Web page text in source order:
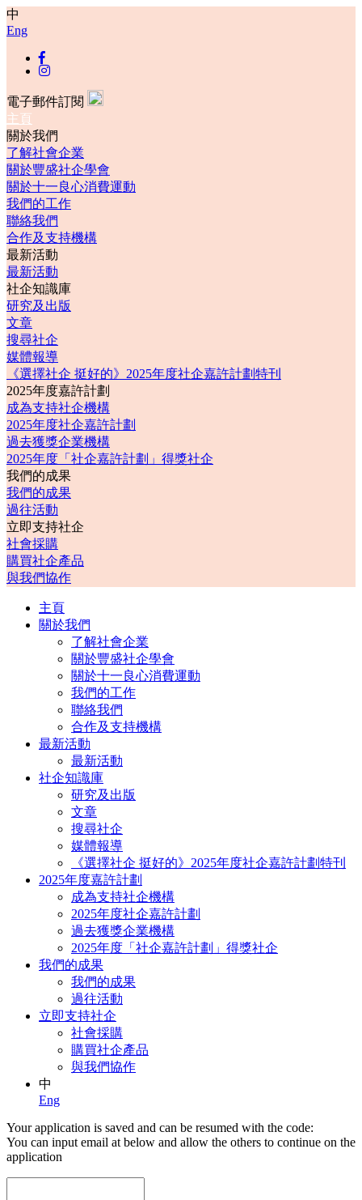
中
Eng
電子郵件訂閱
主頁
關於我們
了解社會企業
關於豐盛社企學會
關於十一良心消費運動
我們的工作
聯絡我們
合作及支持機構
最新活動
最新活動
社企知識庫
研究及出版
文章
搜尋社企
媒體報導
《選擇社企 挺好的》2025年度社企嘉許計劃特刊
2025年度嘉許計劃
成為支持社企機構
2025年度社企嘉許計劃
過去獲獎企業機構
2025年度「社企嘉許計劃」得獎社企
我們的成果
我們的成果
過往活動
立即支持社企
社會採購
購買社企產品
與我們協作
主頁
關於我們
了解社會企業
關於豐盛社企學會
關於十一良心消費運動
我們的工作
聯絡我們
合作及支持機構
最新活動
最新活動
社企知識庫
研究及出版
文章
搜尋社企
媒體報導
《選擇社企 挺好的》2025年度社企嘉許計劃特刊
2025年度嘉許計劃
成為支持社企機構
2025年度社企嘉許計劃
過去獲獎企業機構
2025年度「社企嘉許計劃」得獎社企
我們的成果
我們的成果
過往活動
立即支持社企
社會採購
購買社企產品
與我們協作
中
Eng
Your application is saved and can be resumed with the code:
You can input email at below and allow the others to continue on the
application